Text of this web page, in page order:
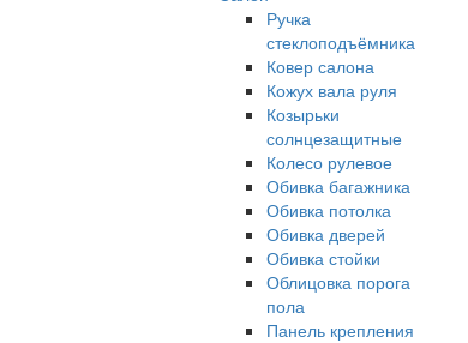
Ручка
стеклоподъёмника
Ковер салона
Кожух вала руля
Козырьки
солнцезащитные
Колесо рулевое
Обивка багажника
Обивка потолка
Обивка дверей
Обивка стойки
Облицовка порога
пола
Панель крепления